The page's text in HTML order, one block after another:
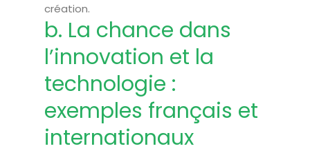
création.
b. La chance dans
l’innovation et la
technologie :
exemples français et
internationaux